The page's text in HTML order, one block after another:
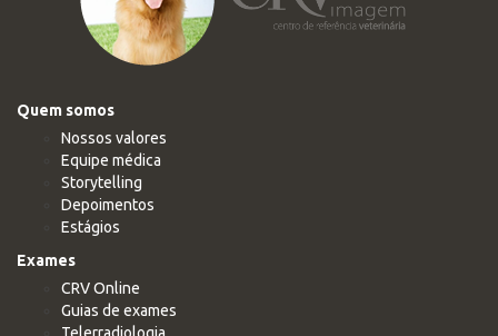
Quem somos
Nossos valores
Equipe médica
Storytelling
Depoimentos
Estágios
Exames
CRV Online
Guias de exames